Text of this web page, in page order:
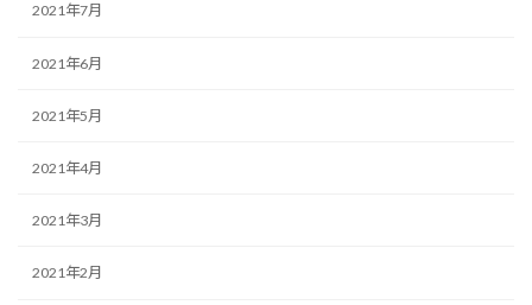
2021年7月
2021年6月
2021年5月
2021年4月
2021年3月
2021年2月